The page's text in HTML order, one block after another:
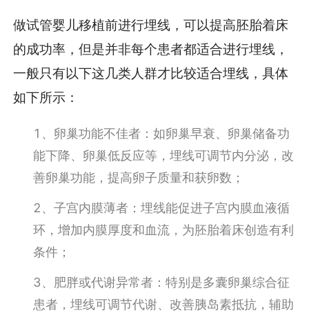
做试管婴儿移植前进行埋线，可以提高胚胎着床
的成功率，但是并非每个患者都适合进行埋线，
一般只有以下这几类人群才比较适合埋线，具体
如下所示：
1、卵巢功能不佳者：如卵巢早衰、卵巢储备功
能下降、卵巢低反应等，埋线可调节内分泌，改
善卵巢功能，提高卵子质量和获卵数；
2、子宫内膜薄者：埋线能促进子宫内膜血液循
环，增加内膜厚度和血流，为胚胎着床创造有利
条件；
3、肥胖或代谢异常者：特别是多囊卵巢综合征
患者，埋线可调节代谢、改善胰岛素抵抗，辅助